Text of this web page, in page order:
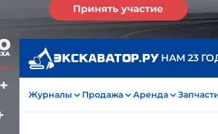
НАМ 23
Журналы Продажа Аренда